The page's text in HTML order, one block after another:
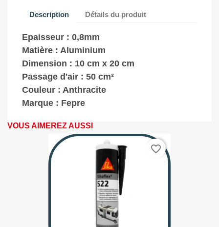
Description Détails du produit
Epaisseur : 0,8mm
Matière : Aluminium
Dimension : 10 cm x 20 cm
Passage d'air : 50 cm²
Couleur : Anthracite
Marque : Fepre
VOUS AIMEREZ AUSSI
favorite_border